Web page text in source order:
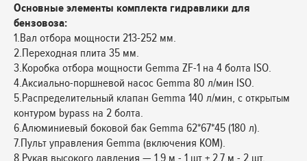
Основные элементы комплекта гидравлики для
бензовоза:
1.Вал отбора мощности 213-252 мм.
2.Переходная плита 35 мм.
3.Коробка отбора мощности Gemma ZF-1 на 4 болта ISO.
4.Аксиально-поршневой насос Gemma 80 л/мин ISO.
5.Распределительный клапан Gemma 140 л/мин, с открытым
контуром bypass на 2 болта.
6.Алюминиевый боковой бак Gemma 62*67*45 (180 л).
7.Пульт управления Gemma (включения КОМ).
8.Рукав высокого давления — 1,9 м - 1 шт + 2,7 м - 2 шт.